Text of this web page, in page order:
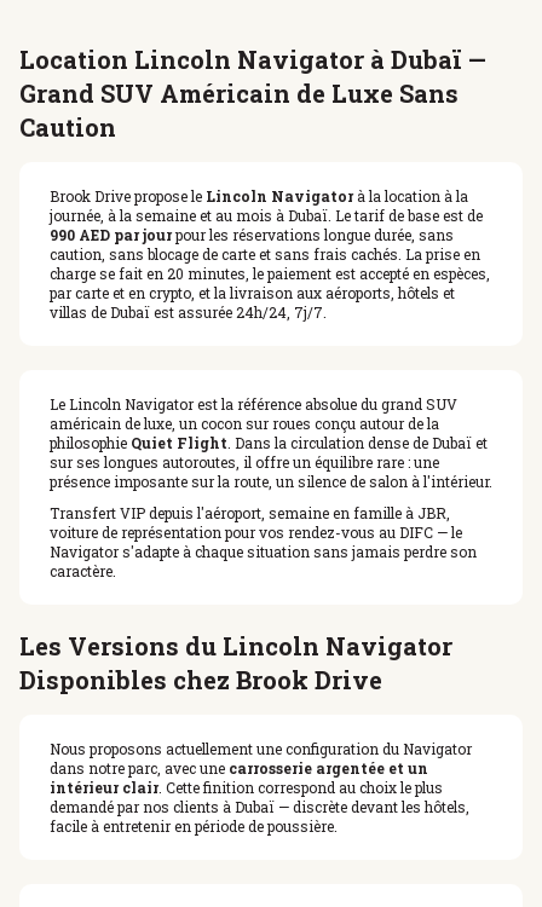
Location Lincoln Navigator à Dubaï —
Grand SUV Américain de Luxe Sans
Caution
Brook Drive propose le Lincoln Navigatorà la location à la
journée, à la semaine et au mois à Dubaï. Le tarif de base est de
990 AED par jourpour les réservations longue durée, sans
caution, sans blocage de carte et sans frais cachés. La prise en
charge se fait en 20 minutes, le paiement est accepté en espèces,
par carte et en crypto, et la livraison aux aéroports, hôtels et
villas de Dubaï est assurée 24h/24, 7j/7.
Le Lincoln Navigator est la référence absolue du grand SUV
américain de luxe, un cocon sur roues conçu autour de la
philosophie Quiet Flight. Dans la circulation dense de Dubaï et
sur ses longues autoroutes, il offre un équilibre rare : une
présence imposante sur la route, un silence de salon à l'intérieur.
Transfert VIP depuis l'aéroport, semaine en famille à JBR,
voiture de représentation pour vos rendez-vous au DIFC — le
Navigator s'adapte à chaque situation sans jamais perdre son
caractère.
Les Versions du Lincoln Navigator
Disponibles chez Brook Drive
Nous proposons actuellement une configuration du Navigator
dans notre parc, avec une carrosserie argentée et un
intérieur clair. Cette finition correspond au choix le plus
demandé par nos clients à Dubaï — discrète devant les hôtels,
facile à entretenir en période de poussière.